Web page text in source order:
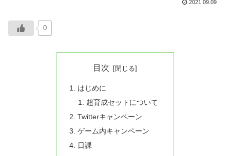
2021.09.09
0
目次
はじめに
超育成セットについて
Twitterキャンペーン
ゲーム内キャンペーン
日課